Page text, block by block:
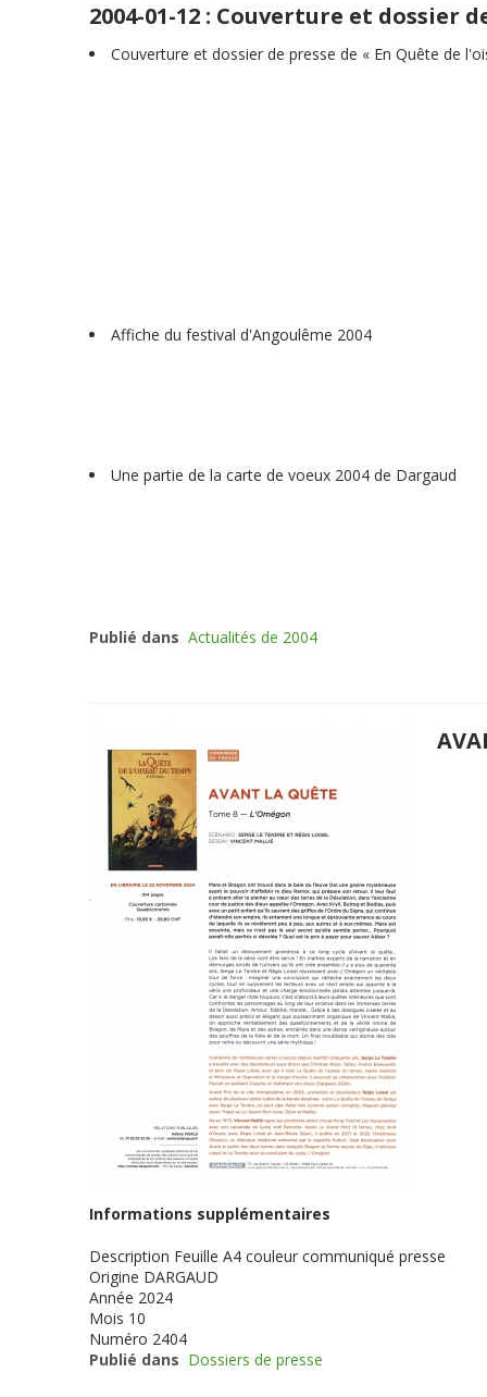
2004-01-12 : Couverture et dossier
Couverture et dossier de presse de « En Quête de
Affiche du festival d'Angoulême 2004
Une partie de la carte de voeux 2004 de Dargaud
Publié dans Actualités de 2004
Informations supplémentaires
Description Feuille A4 couleur communiqué presse
Origine DARGAUD
Année 2024
Mois 10
Numéro 2404
Publié dans Dossiers de presse